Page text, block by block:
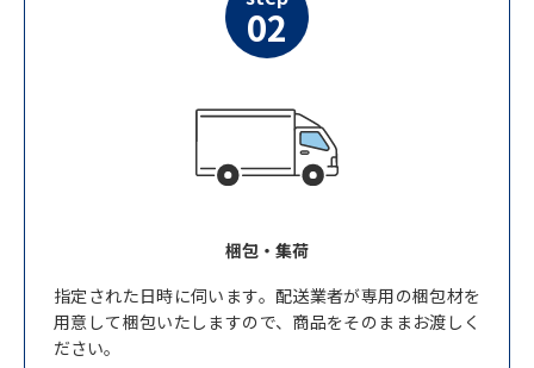
02
梱包・集荷
指定された日時に伺います。配送業者が専用の梱包材を
用意して梱包いたしますので、商品をそのままお渡しく
ださい。